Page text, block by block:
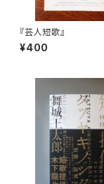
『芸人短歌』
¥400